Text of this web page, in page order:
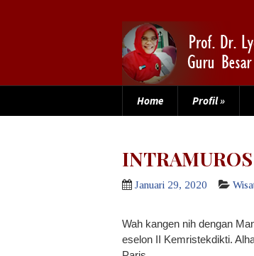
Home Profil»
INTRAMUROS
Januari 29, 2020
Wah kangen nih dengan
eselon II Kemristekdikti.